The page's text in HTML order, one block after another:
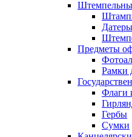
Предметы
Рамки
Флаги
Гербы
Сумки